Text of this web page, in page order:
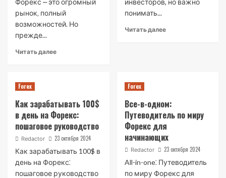
Форекс ⎼ это огромный
рынок‚ полный
возможностей. Но
прежде...
Читать далее
инвесторов, но важно
понимать...
Читать далее
Forex
Как зарабатывать 100$
в день на Форекс:
пошаговое руководство
Redactor 23 октября 2024
Как зарабатывать 100$ в
день на Форекс⁚
пошаговое руководство
Forex
Все-в-одном:
Путеводитель по миру
Форекс для
начинающих
Redactor 23 октября 2024
All-in-one⁚ Путеводитель
по миру Форекс для